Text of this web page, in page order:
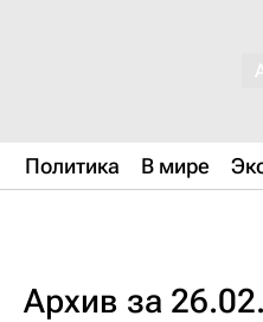
Политика В мире
Архив за